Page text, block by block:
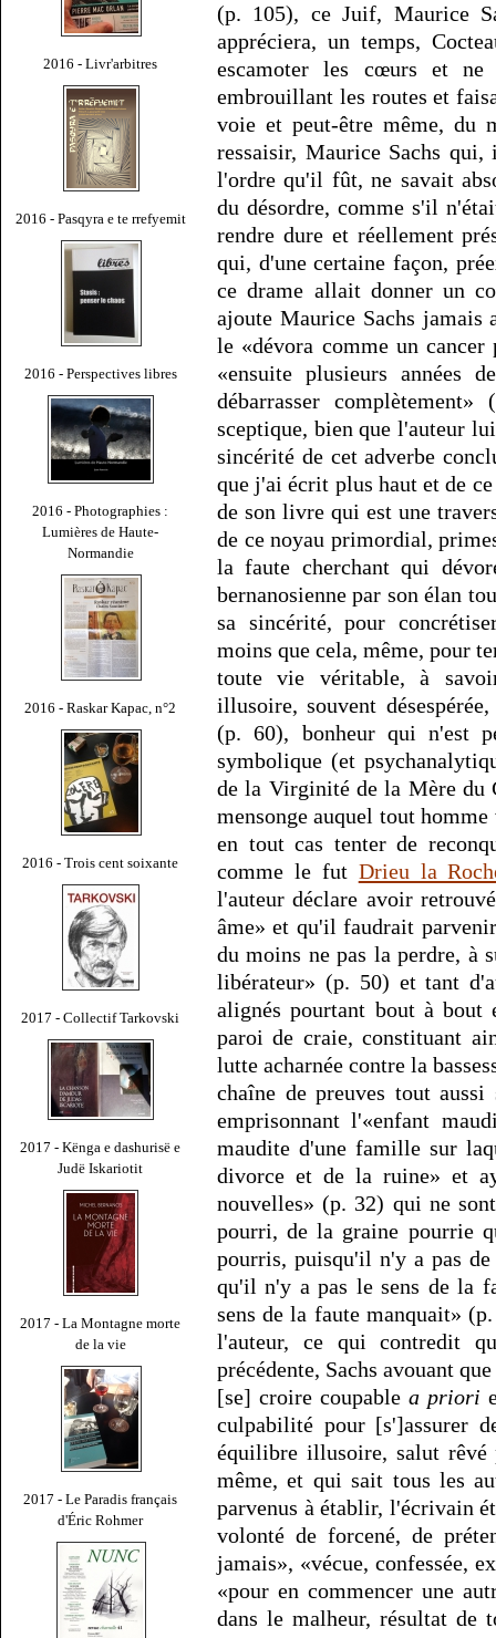
2016 - Livr'arbitres
2016 - Pasqyra e te rrefyemit
2016 - Perspectives libres
2016 - Photographies :
Lumières de Haute-
Normandie
2016 - Raskar Kapac, n°2
2016 - Trois cent soixante
2017 - Collectif Tarkovski
2017 - Kënga e dashurisë e
Judë Iskariotit
2017 - La Montagne morte
de la vie
2017 - Le Paradis français
d'Éric Rohmer
(p. 105), ce Juif, Maurice
appréciera, un temps,
escamoter les cœurs et
embrouillant les routes et
voie et peut-être même, du
ressaisir, Maurice Sachs
l'ordre qu'il fût, ne savait
du désordre, comme s'il
rendre dure et réellement
qui, d'une certaine façon,
ce drame allait donner un
ajoute Maurice Sachs jamais
le «dévora comme un
«ensuite plusieurs années
débarrasser
sceptique, bien que l'auteur
sincérité de cet adverbe
que j'ai écrit plus haut et de
de son livre qui est une
de ce noyau primordial,
la faute cherchant qui
bernanosienne par son élan
sa sincérité, pour
moins que cela, même, pour
toute vie véritable, à
illusoire, souvent
(p. 60), bonheur qui n'est
symbolique (et
de la Virginité de la Mère du
mensonge auquel tout
en tout cas tenter de
comme le fut Drieu la
l'auteur déclare avoir
âme» et qu'il faudrait
du moins ne pas la perdre, à
libérateur» (p. 50) et tant
alignés pourtant bout à bout
paroi de craie, constituant
lutte acharnée contre la
chaîne de preuves tout aussi
emprisonnant l'«enfant
maudite d'une famille sur
divorce et de la ruine» et
nouvelles» (p. 32) qui ne
pourri, de la graine pourrie
pourris, puisqu'il n'y a pas
qu'il n'y a pas le sens de la
sens de la faute manquait»
l'auteur, ce qui contredit
précédente, Sachs avouant
[se] croire coupablea priori
culpabilité pour [s']assurer
équilibre illusoire, salut
même, et qui sait tous les
parvenus à établir, l'écrivain
volonté de forcené, de
jamais», «vécue, confessée,
«pour en commencer une
dans le malheur, résultat de